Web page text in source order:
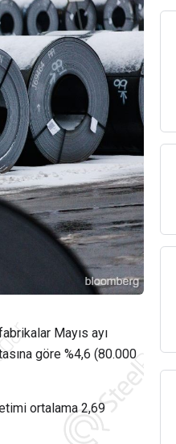
Mayıs ayı
göre %4,6 (80.000
ortalama 2,69